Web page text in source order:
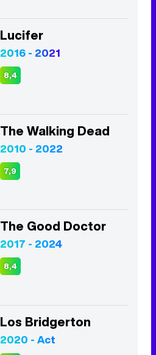
Lucifer
2016 - 2021
8,4
The Walking Dead
2010 - 2022
7,9
The Good Doctor
2017 - 2024
8,4
Los Bridgerton
2020 - Act